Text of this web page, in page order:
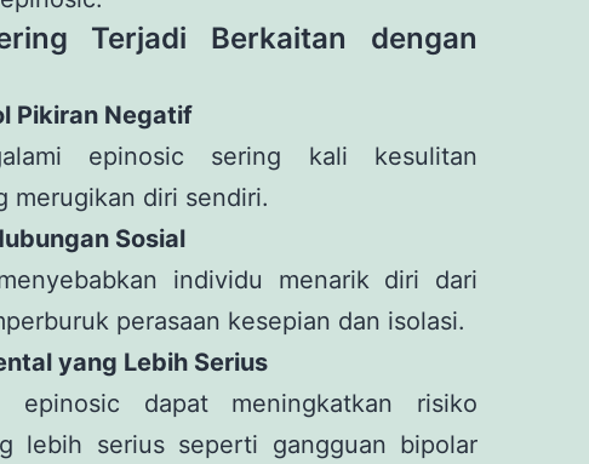
Terjadi Berkaitan dengan
Pikiran Negatif
epinosic sering kali kesulitan
merugikan diri sendiri.
Sosial
individu menarik diri dari
perasaan kesepian dan isolasi.
yang Lebih Serius
dapat meningkatkan risiko
lebih serius seperti gangguan bipolar